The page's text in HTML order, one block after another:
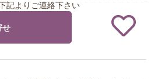
記よりご連絡下さい
せ